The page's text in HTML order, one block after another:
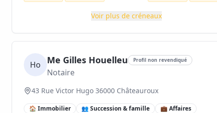
Voir plus de créneaux
Ho Me Gilles Houelleu Profil non revendiqué
Notaire
43 Rue Victor Hugo 36000 Châteauroux
🏠 Immobilier 👥 Succession & famille
💼 Affaires